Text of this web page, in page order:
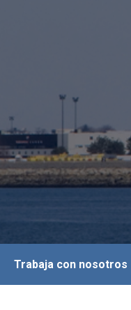
Trabaja con nosotros